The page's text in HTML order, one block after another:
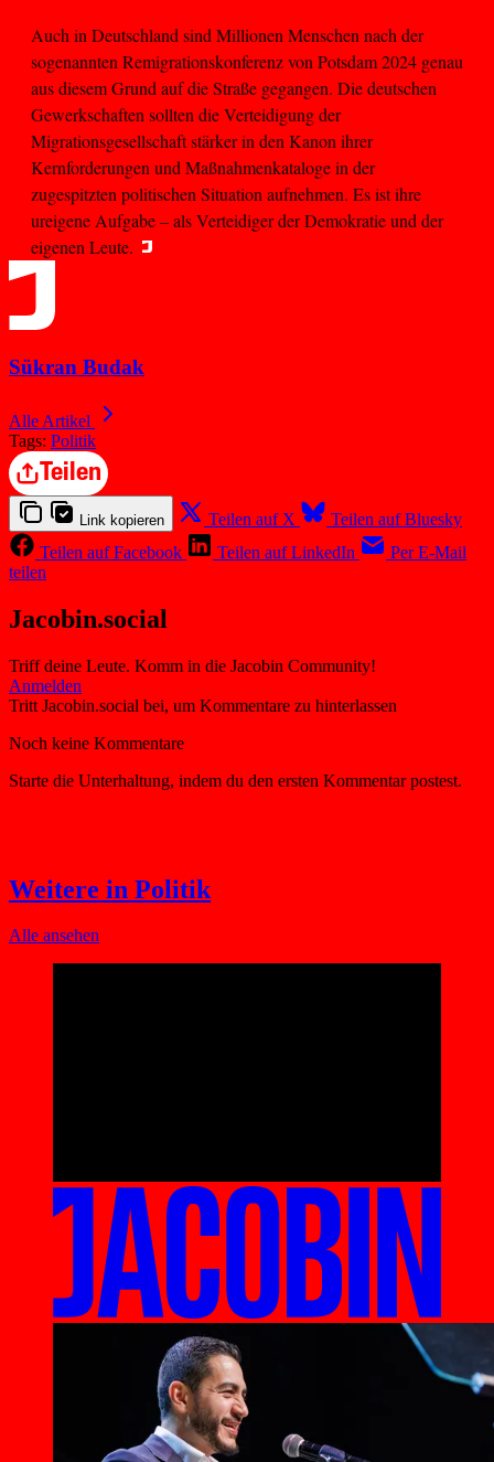
Auch in Deutschland sind Millionen Menschen nach der
sogenannten Remigrationskonferenz von Potsdam 2024 genau
aus diesem Grund auf die Straße gegangen. Die deutschen
Gewerkschaften sollten die Verteidigung der
Migrationsgesellschaft stärker in den Kanon ihrer
Kernforderungen und Maßnahmenkataloge in der
zugespitzten politischen Situation aufnehmen. Es ist ihre
ureigene Aufgabe – als Verteidiger der Demokratie und der
eigenen Leute.
Sükran Budak
Alle Artikel
Tags: Politik
Teilen
Link kopieren Teilen auf X
Teilen auf Bluesky
Teilen auf Facebook
Teilen auf LinkedIn
Per E-Mail
teilen
Jacobin.social
Triff deine Leute. Komm in die Jacobin Community!
Weitere in Politik
Alle ansehen